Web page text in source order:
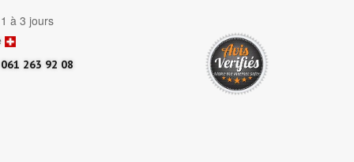
à 3 jours
061 263 92 08